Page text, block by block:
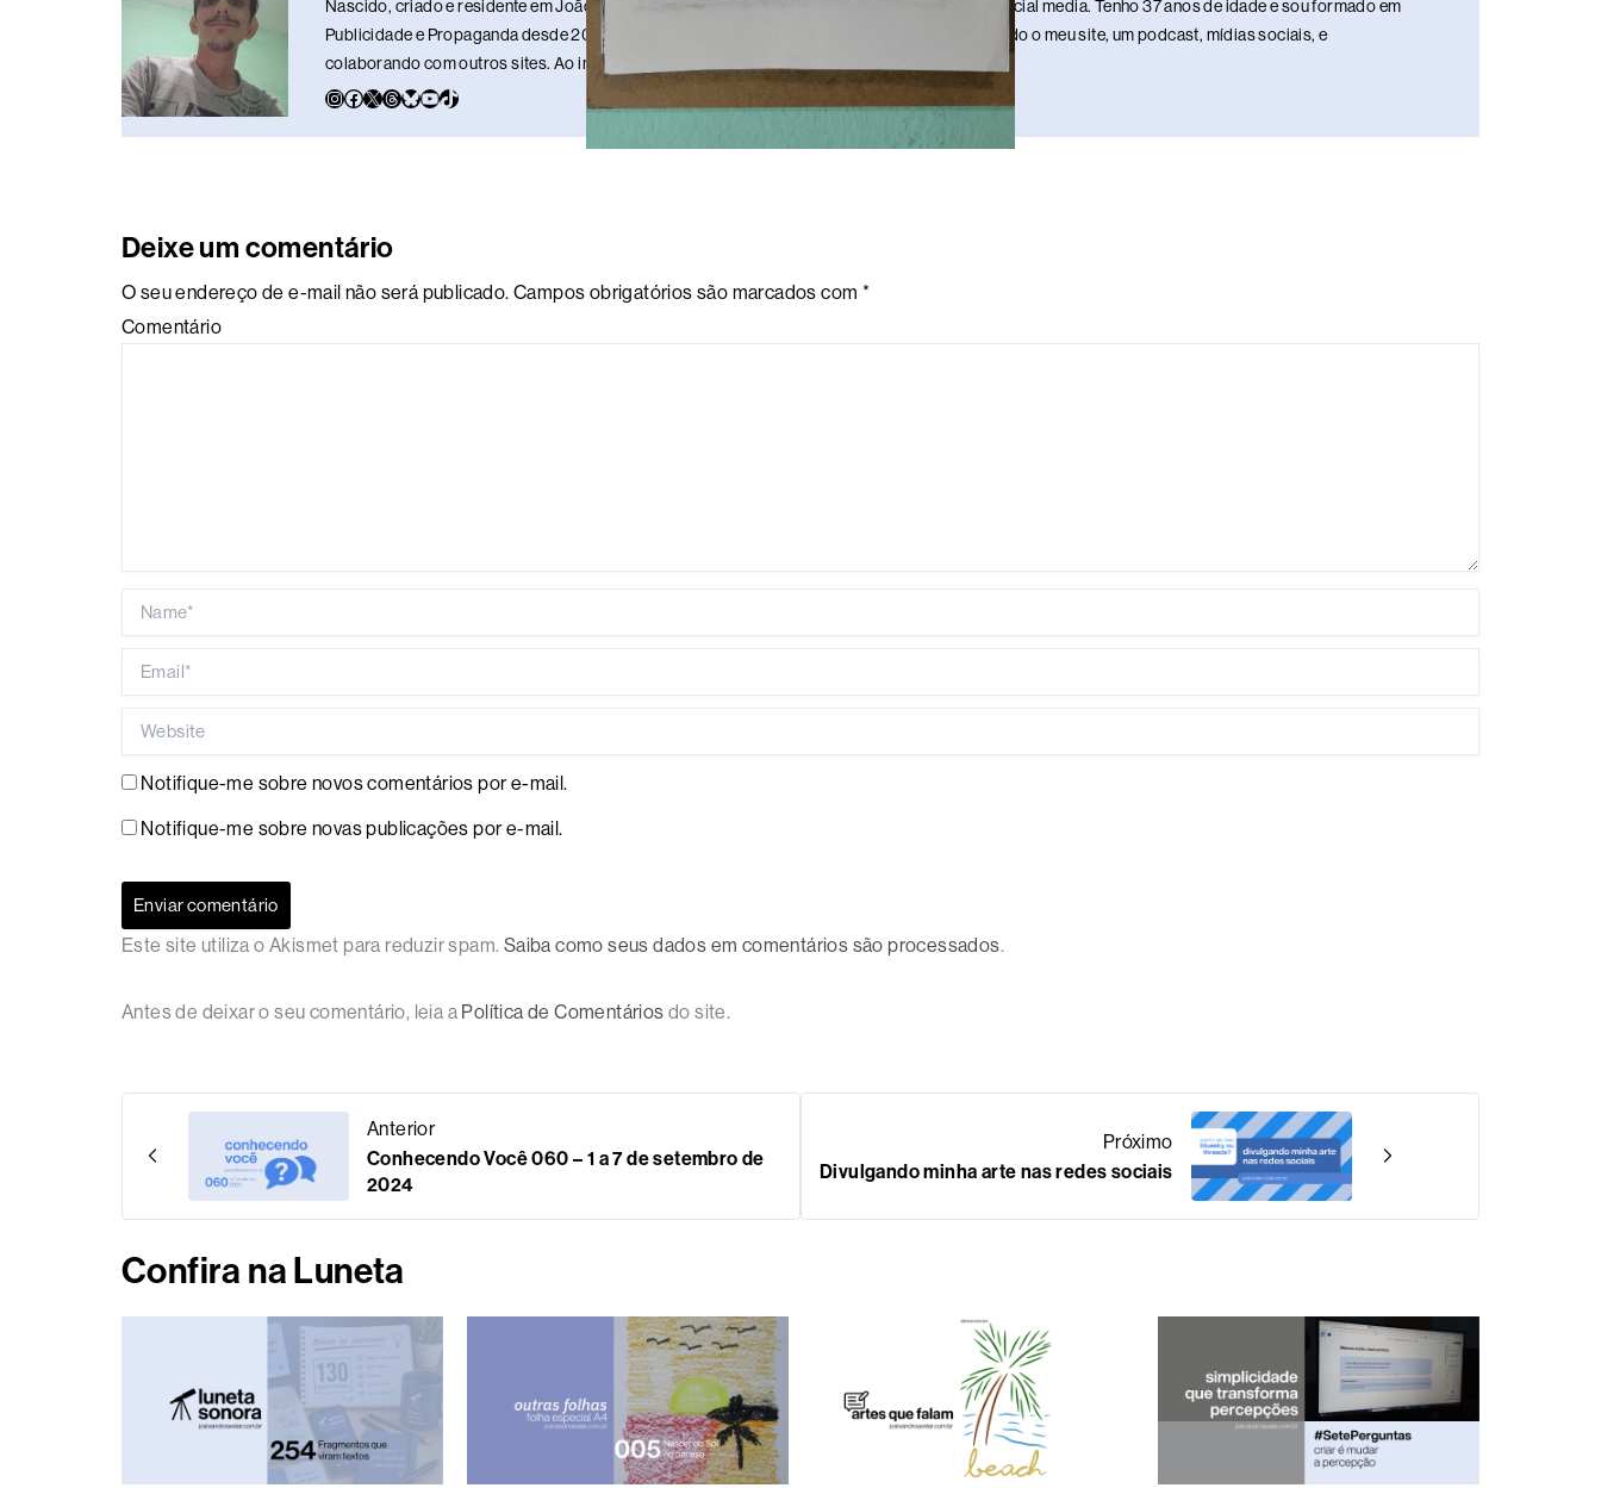
Nascido, criado e residente em João Pessoa, Paraíba. Sou publicitário, redator, ilustrador e social media. Tenho 37 anos de idade e sou formado em
Publicidade e Propaganda desde 2013. Estou nesse meio da comunicação há 17 anos, mantendo o meu site, um podcast, mídias sociais, e
colaborando com outros sites. Ao infinito e além!
Deixe um comentário
O seu endereço de e-mail não será publicado. Campos obrigatórios são marcados com *
Comentário
Notifique-me sobre novos comentários por e-mail.
Notifique-me sobre novas publicações por e-mail.
Este site utiliza o Akismet para reduzir spam. Saiba como seus dados em comentários são processados.
Antes de deixar o seu comentário, leia a Política de Comentários do site.
Anterior
Conhecendo Você 060 – 1 a 7 de setembro de
2024
Próximo
Divulgando minha arte nas redes sociais
Confira na Luneta